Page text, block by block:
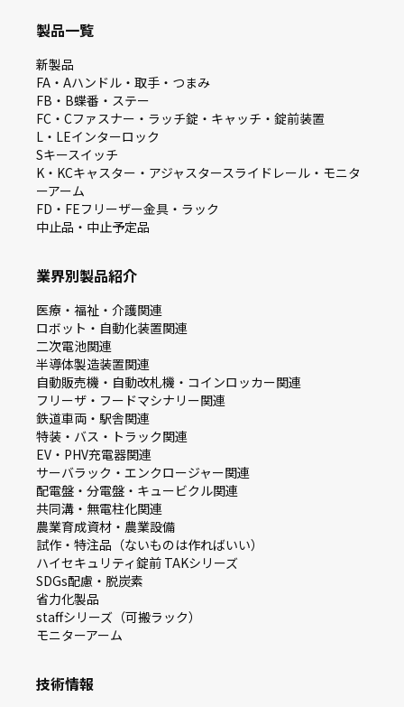
製品一覧
新製品
FA・Aハンドル・取手・つまみ
FB・B蝶番・ステー
FC・Cファスナー・ラッチ錠・キャッチ・錠前装置
L・LEインターロック
Sキースイッチ
K・KCキャスター・アジャスタースライドレール・モニタ
ーアーム
FD・FEフリーザー金具・ラック
中止品・中止予定品
業界別製品紹介
医療・福祉・介護関連
ロボット・自動化装置関連
二次電池関連
半導体製造装置関連
自動販売機・自動改札機・コインロッカー関連
フリーザ・フードマシナリー関連
鉄道車両・駅舎関連
特装・バス・トラック関連
EV・PHV充電器関連
サーバラック・エンクロージャー関連
配電盤・分電盤・キュービクル関連
共同溝・無電柱化関連
農業育成資材・農業設備
試作・特注品（ないものは作ればいい）
ハイセキュリティ錠前 TAKシリーズ
SDGs配慮・脱炭素
省力化製品
staffシリーズ（可搬ラック）
モニターアーム
技術情報